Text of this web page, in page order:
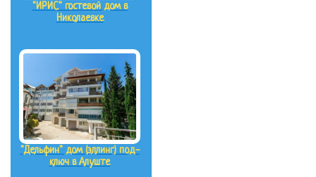
"ИРИС" гостевой дом в
Николаевке
"Дельфин" дом (эллинг) под-
ключ в Алуште